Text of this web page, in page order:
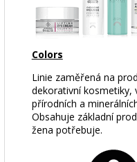
Colors
Linie zaměřená na
dekorativní kosmetiky,
přírodních a
Obsahuje základní
žena potřebuje.